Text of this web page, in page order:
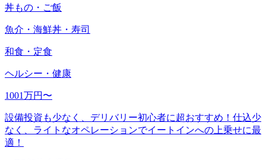
丼もの・ご飯
魚介・海鮮丼・寿司
和食・定食
ヘルシー・健康
1001万円〜
設備投資も少なく、デリバリー初心者に超おすすめ！仕込少
なく、ライトなオペレーションでイートインへの上乗せに最
適！